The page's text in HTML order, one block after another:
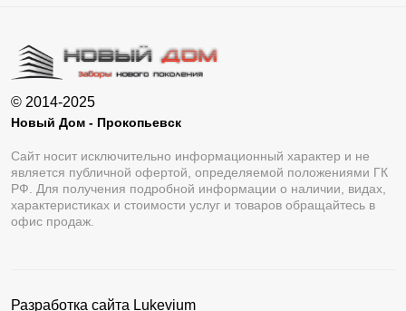
© 2014-2025
Новый Дом - Прокопьевск
Сайт носит исключительно информационный характер и не
является публичной офертой, определяемой положениями ГК
РФ. Для получения подробной информации о наличии, видах,
характеристиках и стоимости услуг и товаров обращайтесь в
офис продаж.
Разработка сайта Lukevium